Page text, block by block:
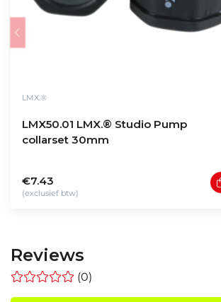
LMX.®
LMX50.01 LMX.® Studio Pump
collarset 30mm
€7.43
(exclusief btw)
Reviews
(0)